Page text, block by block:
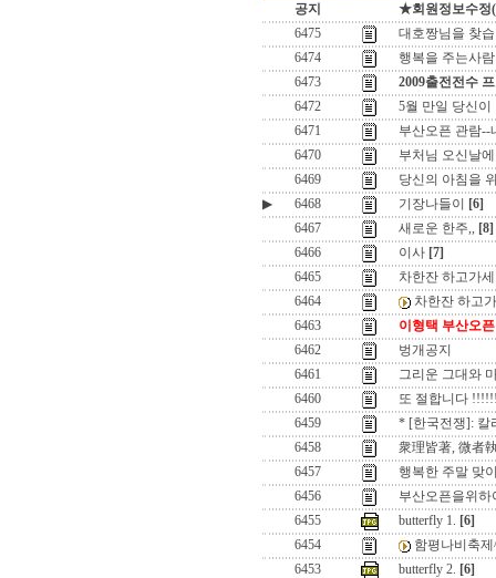
공지
★회원정보수정
6475
대호짱님을 찾
6474
행복을 주는사람
6473
2009출전전수
6472
5월 만일 당신이
6471
부산오픈 관람--
6470
부처님 오신날
6469
당신의 아침을
▶
6468 기장나들이
[6]
6467
새로운 한주,, [8]
6466
이사 [7]
6465
차한잔 하고가
6464
차한잔 하고
6463
이형택 부산오
6462
벙개공지
6461
그리운 그대와
6460
또 절합니다
6459
* [한국전쟁]: 칼
6458
衆理皆著, 微者
6457
행복한 주말 맞
6456
부산오픈을위하
6455
butterfly 1. [6]
6454
함평나비축
6453
butterfly 2. [6]